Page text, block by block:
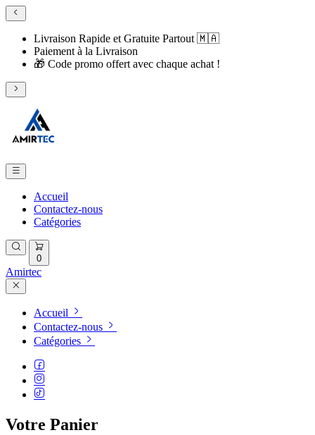
Livraison Rapide et Gratuite Partout 🇲🇦
​Paiement à la Livraison
​🎁 Code promo offert avec chaque achat !
Accueil
Contactez-nous
Catégories
0
Amirtec
Accueil
Contactez-nous
Catégories
Votre Panier